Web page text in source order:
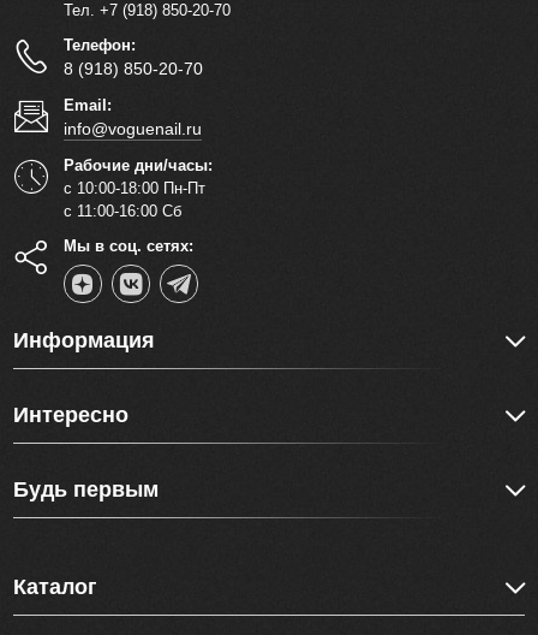
Тел. +7 (918) 850-20-70
Телефон:
8 (918) 850-20-70
Email:
info@voguenail.ru
Рабочие дни/часы:
с 10:00-18:00 Пн-Пт
с 11:00-16:00 Сб
Мы в соц. сетях:
Информация
Интересно
Будь первым
Каталог